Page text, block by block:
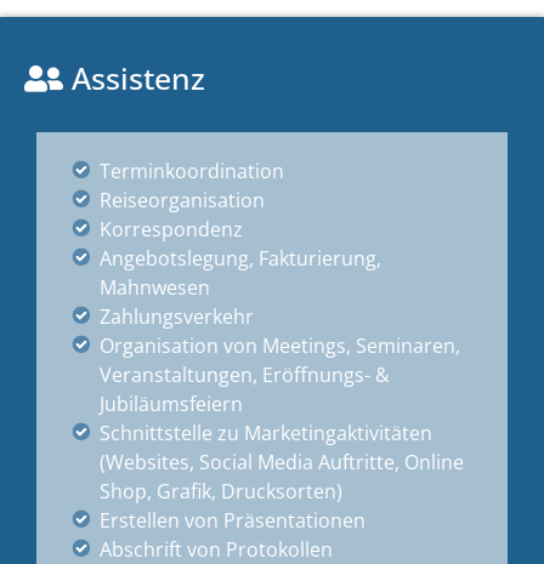
Assistenz
Terminkoordination
Reiseorganisation
Korrespondenz
Angebotslegung, Fakturierung,
Mahnwesen
Zahlungsverkehr
Organisation von Meetings, Seminaren,
Veranstaltungen, Eröffnungs- &
Jubiläumsfeiern
Schnittstelle zu Marketingaktivitäten
(Websites, Social Media Auftritte, Online
Shop, Grafik, Drucksorten)
Erstellen von Präsentationen
Abschrift von Protokollen